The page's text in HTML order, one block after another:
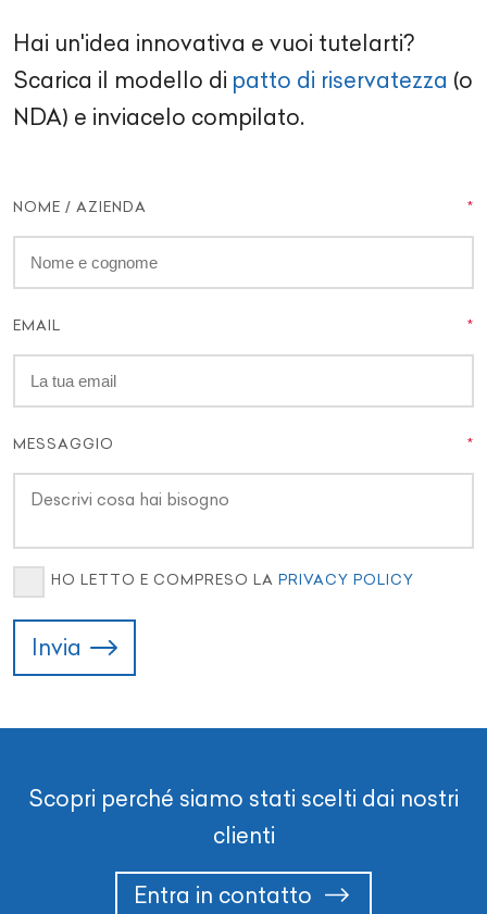
Hai un'idea innovativa e vuoi tutelarti?
Scarica il modello di patto di riservatezza (o
NDA) e inviacelo compilato.
NOME / AZIENDA
EMAIL
MESSAGGIO
HO LETTO E COMPRESO LA PRIVACY POLICY
Invia
Scopri perché siamo stati scelti dai nostri
clienti
Entra in contatto